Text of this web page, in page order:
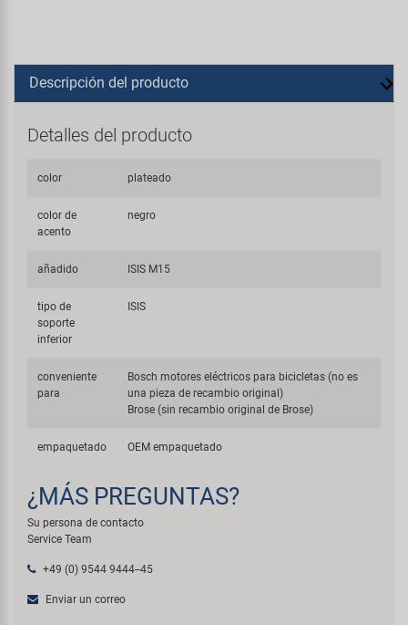
Descripción del producto
Detalles del producto
color plateado
color de
acento
negro
añadido ISIS M15
tipo de
soporte
inferior
ISIS
conveniente
para
Bosch motores eléctricos para bicicletas (no es
una pieza de recambio original)
Brose (sin recambio original de Brose)
empaquetado OEM empaquetado
¿MÁS PREGUNTAS?
Su persona de contacto
Service Team
+49 (0) 9544 9444--45
Enviar un correo